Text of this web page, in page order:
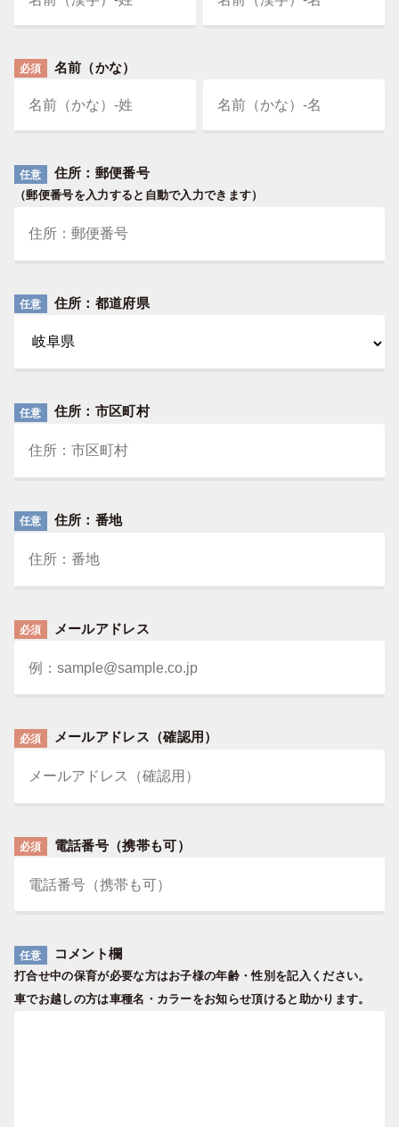
必須 名前（かな）
任意 住所：郵便番号
（郵便番号を入力すると自動で入力できます）
任意 住所：都道府県
任意 住所：市区町村
任意 住所：番地
必須 メールアドレス
必須 メールアドレス（確認用）
必須 電話番号（携帯も可）
任意 コメント欄
打合せ中の保育が必要な方はお子様の年齢・性別を記入ください。
車でお越しの方は車種名・カラーをお知らせ頂けると助かります。